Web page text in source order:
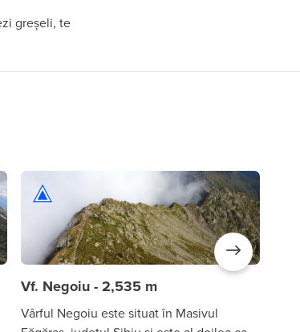
greșeli, te
Vf. Negoiu - 2,535 m
Vârful Negoiu este situat în Masivul